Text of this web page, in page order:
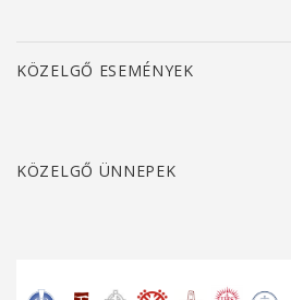
KÖZELGŐ ESEMÉNYEK
KÖZELGŐ ÜNNEPEK